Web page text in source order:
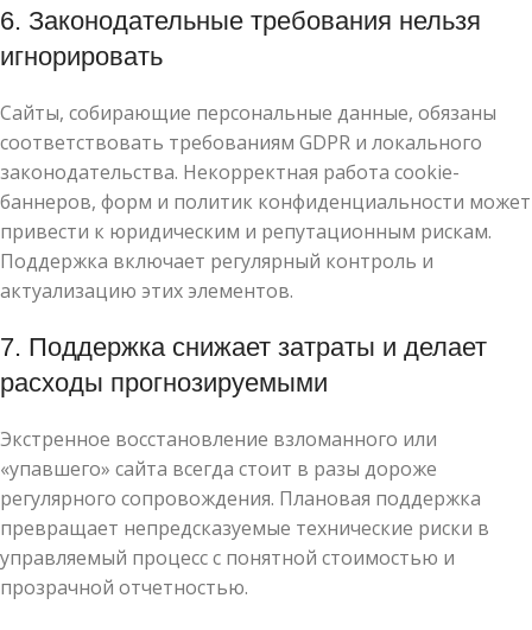
6. Законодательные требования нельзя
игнорировать
Сайты, собирающие персональные данные, обязаны
соответствовать требованиям GDPR и локального
законодательства. Некорректная работа cookie-
баннеров, форм и политик конфиденциальности может
привести к юридическим и репутационным рискам.
Поддержка включает регулярный контроль и
актуализацию этих элементов.
7. Поддержка снижает затраты и делает
расходы прогнозируемыми
Экстренное восстановление взломанного или
«упавшего» сайта всегда стоит в разы дороже
регулярного сопровождения. Плановая поддержка
превращает непредсказуемые технические риски в
управляемый процесс с понятной стоимостью и
прозрачной отчетностью.